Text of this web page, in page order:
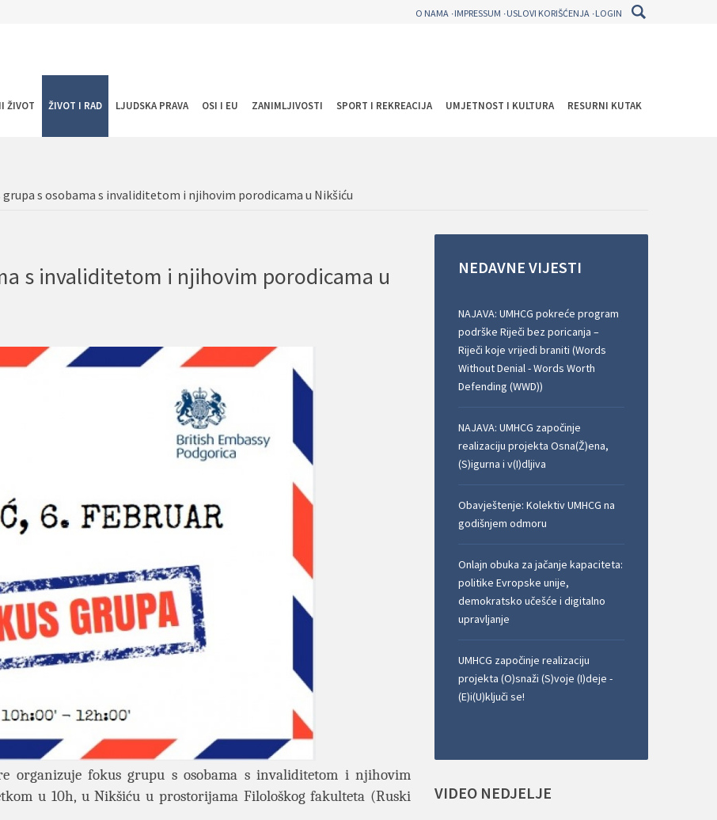
O NAMA IMPRESSUM USLOVI KORIŠĆENJA LOGIN
ŽIVOT ŽIVOT I RAD LJUDSKA PRAVA OSI I EU ZANIMLJIVOSTI SPORT I REKREACIJA UMJETNOST I KULTURA RESURNI KUTAK
grupa s osobama s invaliditetom i njihovim porodicama u Nikšiću
s invaliditetom i njihovim porodicama u
organizuje fokus grupu s osobama s invaliditetom i njihovim
u 10h, u Nikšiću u prostorijama Filološkog fakulteta (Ruski
NEDAVNE VIJESTI
NAJAVA: UMHCG pokreće program
podrške Riječi bez poricanja –
Riječi koje vrijedi braniti (Words
Without Denial - Words Worth
Defending (WWD))
NAJAVA: UMHCG započinje
realizaciju projekta Osna(Ž)ena,
(S)igurna i v(I)dljiva
Obavještenje: Kolektiv UMHCG na
godišnjem odmoru
Onlajn obuka za jačanje kapaciteta:
politike Evropske unije,
demokratsko učešće i digitalno
upravljanje
UMHCG započinje realizaciju
projekta (O)snaži (S)voje (I)deje -
(E)i(U)ključi se!
VIDEO NEDJELJE